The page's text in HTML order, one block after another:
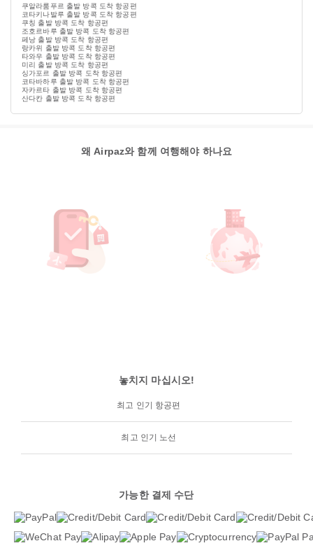
쿠알라룸푸르 출발 방콕 도착 항공편
코타키나발루 출발 방콕 도착 항공편
쿠칭 출발 방콕 도착 항공편
조호르바루 출발 방콕 도착 항공편
페낭 출발 방콕 도착 항공편
랑카위 출발 방콕 도착 항공편
타와우 출발 방콕 도착 항공편
미리 출발 방콕 도착 항공편
싱가포르 출발 방콕 도착 항공편
코타바하루 출발 방콕 도착 항공편
자카르타 출발 방콕 도착 항공편
산다칸 출발 방콕 도착 항공편
왜 Airpaz와 함께 여행해야 하나요
놓치지 마십시오!
최고 인기 항공편
최고 인기 노선
가능한 결제 수단